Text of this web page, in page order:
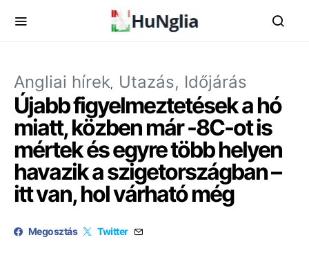
Angliai hírek Utazás, Időjárás
Újabb figyelmeztetések a hó
miatt, közben már -8C-ot is
mértek és egyre több helyen
havazik a szigetországban –
itt van, hol várható még
Megosztás Twitter